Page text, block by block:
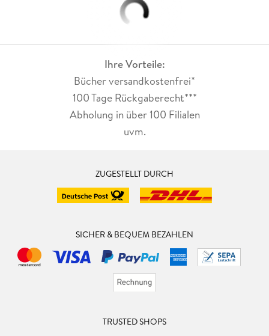
Ihre Vorteile:
Bücher versandkostenfrei*
100 Tage Rückgaberecht***
Abholung in über 100 Filialen
uvm.
ZUGESTELLT DURCH
SICHER & BEQUEM BEZAHLEN
TRUSTED SHOPS